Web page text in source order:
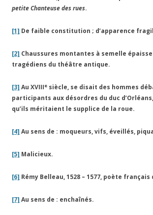
petite Chanteuse des rues.
[1] De faible constitution ; d’apparence
[2] Chaussures montantes à semelle
tragédiens du théâtre antique.
[3] Au XVIIIe siècle, se disait des hommes
participants aux désordres du duc
qu’ils méritaient le supplice de la roue.
[4] Au sens de : moqueurs, vifs, éveillés,
[5] Malicieux.
[6] Rémy Belleau, 1528 – 1577, poète français
[7] Au sens de : enchaînés.